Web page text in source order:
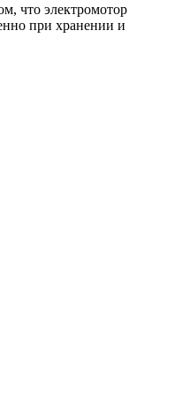
что электромотор
при хранении и